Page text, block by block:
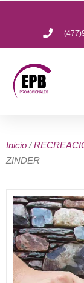
Inicio /
ZINDER